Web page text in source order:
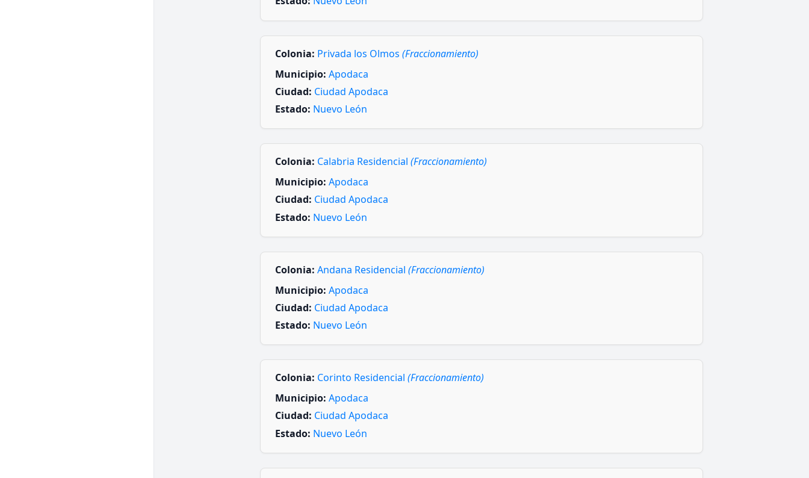
Colonia: Privada los Olmos (Fraccionamiento)
Municipio: Apodaca
Ciudad: Ciudad Apodaca
Estado: Nuevo León
Colonia: Calabria Residencial (Fraccionamiento)
Municipio: Apodaca
Ciudad: Ciudad Apodaca
Estado: Nuevo León
Colonia: Andana Residencial (Fraccionamiento)
Municipio: Apodaca
Ciudad: Ciudad Apodaca
Estado: Nuevo León
Colonia: Corinto Residencial (Fraccionamiento)
Municipio: Apodaca
Ciudad: Ciudad Apodaca
Estado: Nuevo León